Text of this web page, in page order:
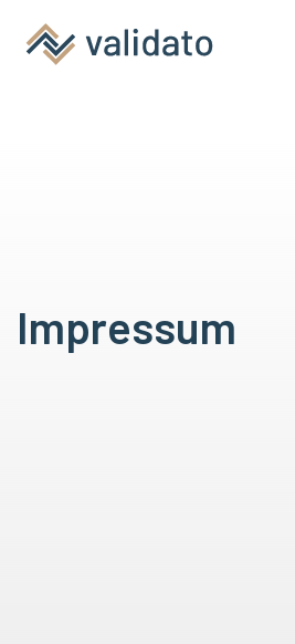
Impressum